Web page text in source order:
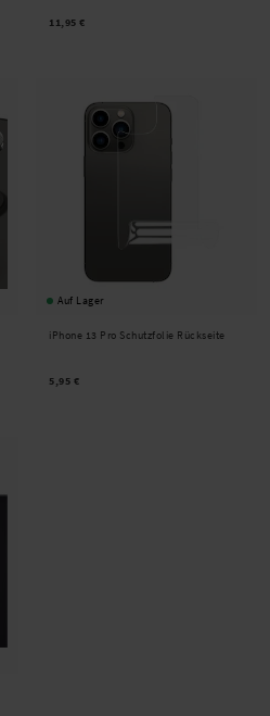
11,95 €
Auf Lager
iPhone 13 Pro Schutzfolie Rückseite
5,95 €